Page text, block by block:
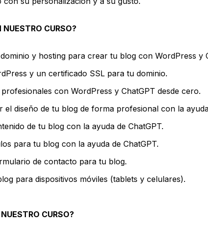
NUESTRO CURSO?
y hosting para crear tu blog con WordPress y
y un certificado SSL para tu dominio.
con WordPress y ChatGPT desde cero.
el diseño de tu blog de forma profesional con la
de tu blog con la ayuda de ChatGPT.
para tu blog con la ayuda de ChatGPT.
de contacto para tu blog.
para dispositivos móviles (tablets y celulares).
CURSO?